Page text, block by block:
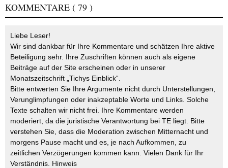
KOMMENTARE ( 79 )
Liebe Leser!
Wir sind dankbar für Ihre Kommentare und schätzen Ihre aktive
Beteiligung sehr. Ihre Zuschriften können auch als eigene
Beiträge auf der Site erscheinen oder in unserer
Monatszeitschrift „Tichys Einblick“.
Bitte entwerten Sie Ihre Argumente nicht durch Unterstellungen,
Verunglimpfungen oder inakzeptable Worte und Links. Solche
Texte schalten wir nicht frei. Ihre Kommentare werden
moderiert, da die juristische Verantwortung bei TE liegt. Bitte
verstehen Sie, dass die Moderation zwischen Mitternacht und
morgens Pause macht und es, je nach Aufkommen, zu
zeitlichen Verzögerungen kommen kann. Vielen Dank für Ihr
Verständnis. Hinweis